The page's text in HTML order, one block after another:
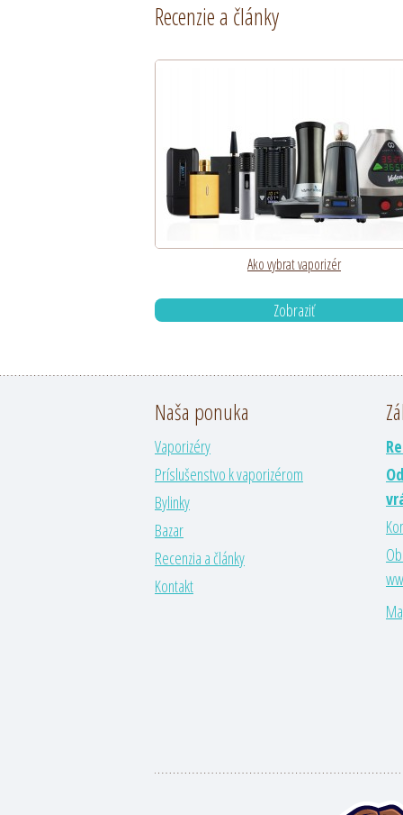
Recenzie a články
Ako vybrat vaporizér
Zobraziť
Naša ponuka
Vaporizéry
Príslušenstvo k vaporizérom
Bylinky
Bazar
Recenzia a články
Kontakt